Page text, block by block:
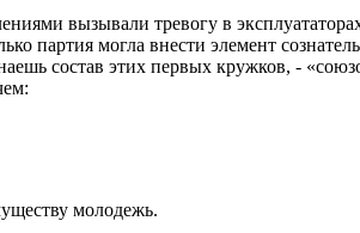
вызывали тревогу в
партия могла внести элемент
состав этих первых кружков, -
молодежь.